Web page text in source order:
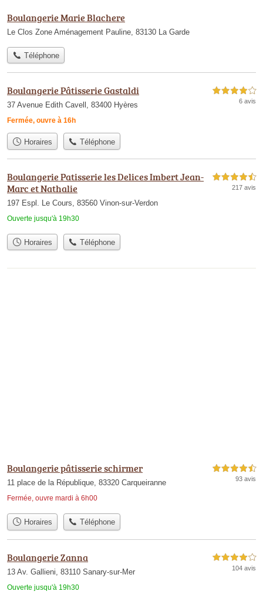
Boulangerie Marie Blachere
Le Clos Zone Aménagement Pauline, 83130 La Garde
Téléphone
Boulangerie Pâtisserie Gastaldi
37 Avenue Edith Cavell, 83400 Hyères
Fermée, ouvre à 16h
4,0 étoiles sur 5
6 avis
Horaires Téléphone
Boulangerie Patisserie les Delices Imbert Jean-
Marc et Nathalie
197 Espl. Le Cours, 83560 Vinon-sur-Verdon
Ouverte jusqu'à 19h30
4,5 étoiles sur 5
217 avis
Horaires Téléphone
Boulangerie pâtisserie schirmer
11 place de la République, 83320 Carqueiranne
Fermée, ouvre mardi à 6h00
4,5 étoiles sur 5
93 avis
Horaires Téléphone
Boulangerie Zanna
13 Av. Gallieni, 83110 Sanary-sur-Mer
Ouverte jusqu'à 19h30
4,0 étoiles sur 5
104 avis